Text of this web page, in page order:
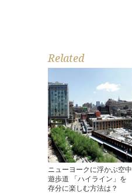
Related
ニューヨークに浮かぶ空中
遊歩道 「ハイライン」を
存分に楽しむ方法は？